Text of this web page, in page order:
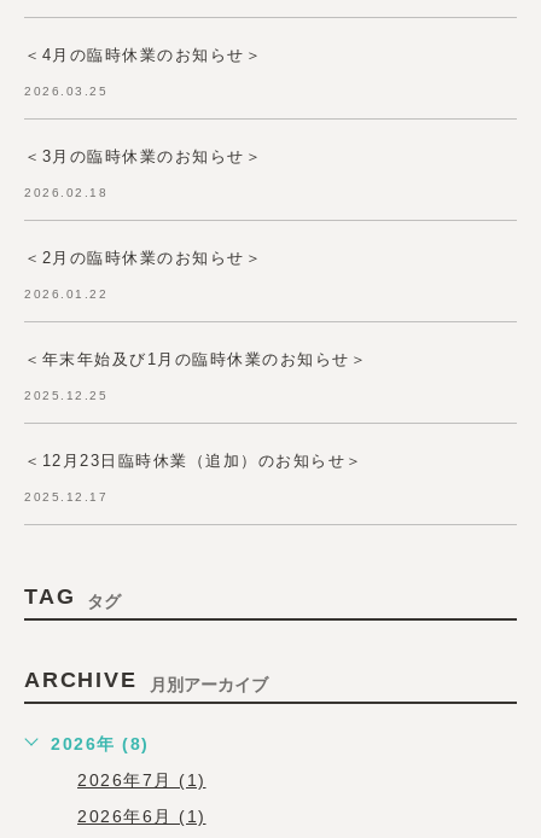
＜4月の臨時休業のお知らせ＞
2026.03.25
＜3月の臨時休業のお知らせ＞
2026.02.18
＜2月の臨時休業のお知らせ＞
2026.01.22
＜年末年始及び1月の臨時休業のお知らせ＞
2025.12.25
＜12月23日臨時休業（追加）のお知らせ＞
2025.12.17
TAG タグ
ARCHIVE 月別アーカイブ
2026年 (8)
2026年7月 (1)
2026年6月 (1)